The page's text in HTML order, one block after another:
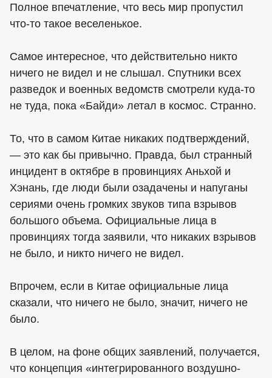
Полное впечатление, что весь мир пропустил
что-то такое веселенькое.
Самое интересное, что действительно никто
ничего не видел и не слышал. Спутники всех
разведок и военных ведомств смотрели куда-то
не туда, пока «Байди» летал в космос. Странно.
То, что в самом Китае никаких подтверждений,
— это как бы привычно. Правда, был странный
инцидент в октябре в провинциях Аньхой и
Хэнань, где люди были озадачены и напуганы
сериями очень громких звуков типа взрывов
большого объема. Официальные лица в
провинциях тогда заявили, что никаких взрывов
не было, и никто ничего не видел.
Впрочем, если в Китае официальные лица
сказали, что ничего не было, значит, ничего не
было.
В целом, на фоне общих заявлений, получается,
что концепция «интегрированного воздушно-